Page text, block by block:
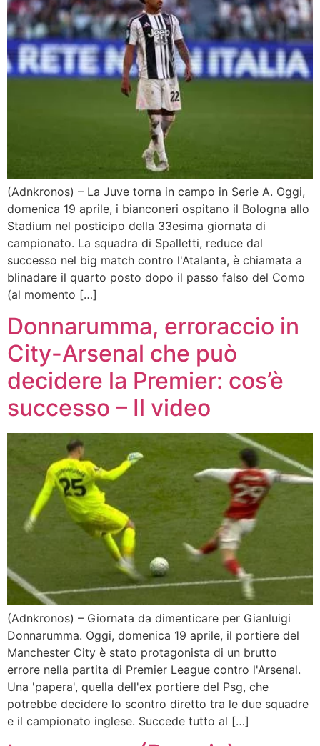
(Adnkronos) – La Juve torna in campo in Serie A. Oggi,
domenica 19 aprile, i bianconeri ospitano il Bologna allo
Stadium nel posticipo della 33esima giornata di
campionato. La squadra di Spalletti, reduce dal
successo nel big match contro l'Atalanta, è chiamata a
blinadare il quarto posto dopo il passo falso del Como
(al momento […]
Donnarumma, erroraccio in
City-Arsenal che può
decidere la Premier: cos’è
successo – Il video
(Adnkronos) – Giornata da dimenticare per Gianluigi
Donnarumma. Oggi, domenica 19 aprile, il portiere del
Manchester City è stato protagonista di un brutto
errore nella partita di Premier League contro l'Arsenal.
Una 'papera', quella dell'ex portiere del Psg, che
potrebbe decidere lo scontro diretto tra le due squadre
e il campionato inglese. Succede tutto al […]